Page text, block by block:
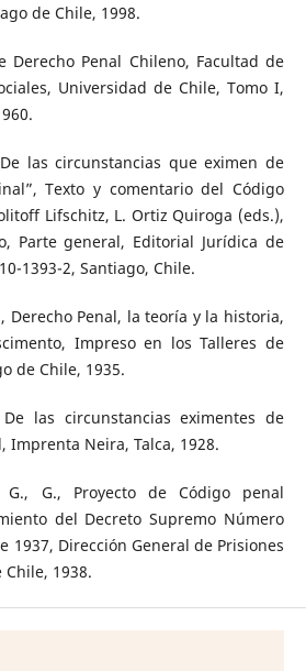
de Chile, 1998.
Derecho Penal Chileno, Facultad de
Universidad de Chile, Tomo I,
las circunstancias que eximen de
Texto y comentario del Código
Lifschitz, L. Ortiz Quiroga (eds.),
Parte general, Editorial Jurídica de
1393-2, Santiago, Chile.
Derecho Penal, la teoría y la historia,
Impreso en los Talleres de
de Chile, 1935.
las circunstancias eximentes de
Imprenta Neira, Talca, 1928.
G., Proyecto de Código penal
del Decreto Supremo Número
1937, Dirección General de Prisiones
1938.